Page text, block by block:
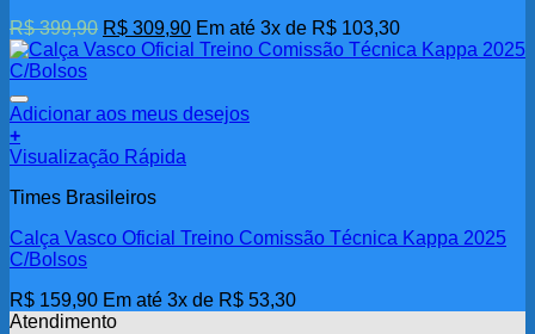
R$399,90 O
preço
R$ 399,90.
R$ 309,90O
preço
R$ 309,90.
Em até 3x de R$ 103,30
Adicionar aos meus desejos
+
Visualização Rápida
Times Brasileiros
Calça Vasco Oficial Treino Comissão Técnica Kappa 2025
C/Bolsos
R$ 159,90 Em até 3x de R$ 53,30
Atendimento